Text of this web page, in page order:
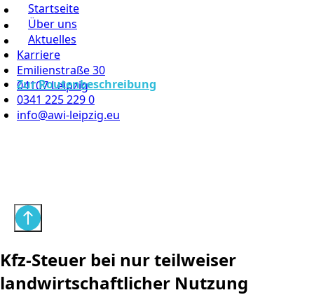
Startseite
Über uns
Aktuelles
Karriere
Emilienstraße 30
04107 Leipzig
Zur Routenbeschreibung
0341 225 229 0
info@awi-leipzig.eu
Kfz-Steuer bei nur teilweiser
landwirtschaftlicher Nutzung